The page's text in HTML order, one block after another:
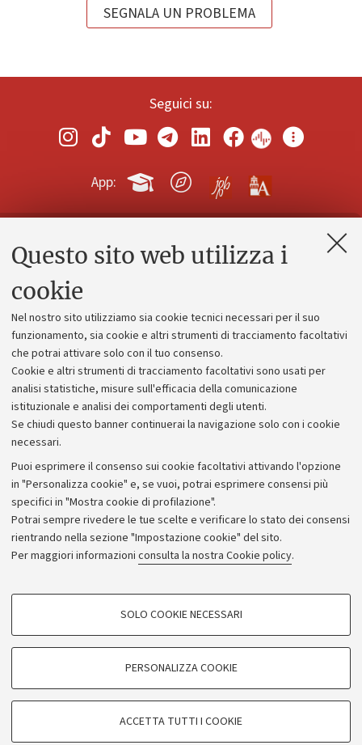
Questo sito web utilizza i
cookie
Nel nostro sito utilizziamo sia cookie tecnici necessari per il suo
funzionamento, sia cookie e altri strumenti di tracciamento facoltativi
che potrai attivare solo con il tuo consenso.
Cookie e altri strumenti di tracciamento facoltativi sono usati per
analisi statistiche, misure sull'efficacia della comunicazione
istituzionale e analisi dei comportamenti degli utenti.
Se chiudi questo banner continuerai la navigazione solo con i cookie
necessari.
Puoi esprimere il consenso sui cookie facoltativi attivando l'opzione
in "Personalizza cookie" e, se vuoi, potrai esprimere consensi più
specifici in "Mostra cookie di profilazione".
Potrai sempre rivedere le tue scelte e verificare lo stato dei consensi
rientrando nella sezione "Impostazione cookie" del sito.
Per maggiori informazioni consulta la nostra Cookie policy.
COOKIE DI PROFILAZIONE - FACOLTATIVI
COOKIE TECNICI - NECESSARI
SOLO COOKIE NECESSARI
PERSONALIZZA COOKIE
ACCETTA TUTTI I COOKIE
SEGNALA UN PROBLEMA
Seguici su:
App:
Contatti e PEC
Alumni community
Piano strategico
Bilanci
Donazioni e 5x1000
Bandi, gare e concorsi
Albo online
Amministrazione trasparente
Atti di notifica
Informazioni sul sito e accessibilità
Dichiarazione di accessibilità
Privacy e note legali
Impostazioni Cookie
©Copyright 2026 - ALMA MATER STUDIORUM - Università di
Bologna - Via Zamboni,33 - 40126Bologna - PI:
- CF:80007010376